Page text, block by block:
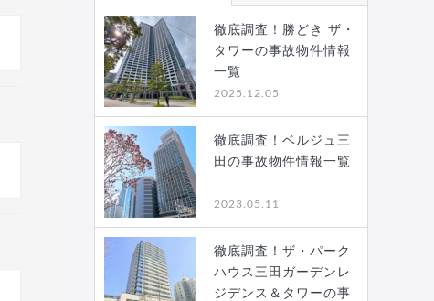
徹底調査！勝どき ザ・
タワーの事故物件情報
一覧
2025.12.05
徹底調査！ベルジュ三
田の事故物件情報一覧
2023.05.11
徹底調査！ザ・パーク
ハウス三田ガーデンレ
ジデンス＆タワーの事